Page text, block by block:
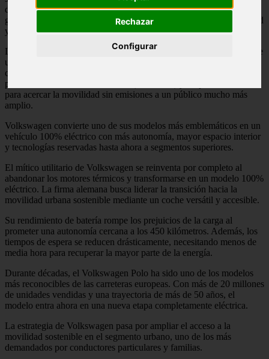
Rechazar
Configurar
definitivamente los combustibles para dar el salto a una nueva
generación de movilidad basada en la electrificación, la conectividad
y la eficiencia energética.
La llegada de este modelo supone mucho más que el lanzamiento de
un nuevo vehículo. El nuevo Volkswagen ID. Polo democratiza el
coche eléctrico al combinar una autonomía de hasta 449 kilómetros,
producción nacional en Martorell (Barcelona) y un precio diseñado
para acercar la movilidad sin emisiones a un público mucho más
amplio.
Volkswagen convierte uno de sus modelos más emblemáticos en un
vehículo 100% eléctrico con más autonomía, mayor espacio interior
y tecnologías reservadas hasta ahora a segmentos superiores.
El mítico utilitario de Volkswagen se reinventa por completo al
abandonar los motores térmicos y transformarse en un modelo 100%
eléctrico. La firma alemana busca liderar la transición hacia la
movilidad urbana sostenible mediante un coche versátil y accesible.
Su rendimiento de batería rompe los prejuicios de la carga al
prometer una autonomía cercana a los 450 kilómetros. Además, los
tiempos de espera se reducen drásticamente, necesitando menos de
media hora para recuperar la mayor parte de la energía.
Durante décadas, el Volkswagen Polo ha sido uno de los modelos
más reconocibles de las carreteras europeas. Con más de 20 millones
de unidades vendidas y una trayectoria de más de 50 años, el
modelo entra ahora en una nueva etapa completamente eléctrica.
La estrategia de Volkswagen pasa por ampliar el acceso a la
movilidad sostenible en el segmento urbano, uno de los más
demandados por conductores particulares y familias.